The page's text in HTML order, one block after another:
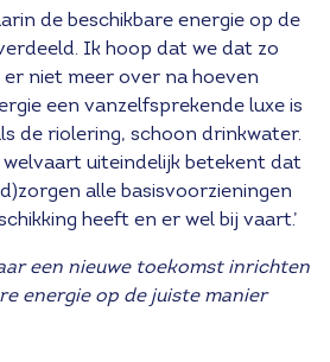
de beschikbare energie op de
Ik hoop dat we dat zo
niet meer over na hoeven
een vanzelfsprekende luxe is
de riolering, schoon drinkwater.
uiteindelijk betekent dat
alle basisvoorzieningen
heeft en er wel bij vaart.’
een nieuwe toekomst inrichten
energie op de juiste manier